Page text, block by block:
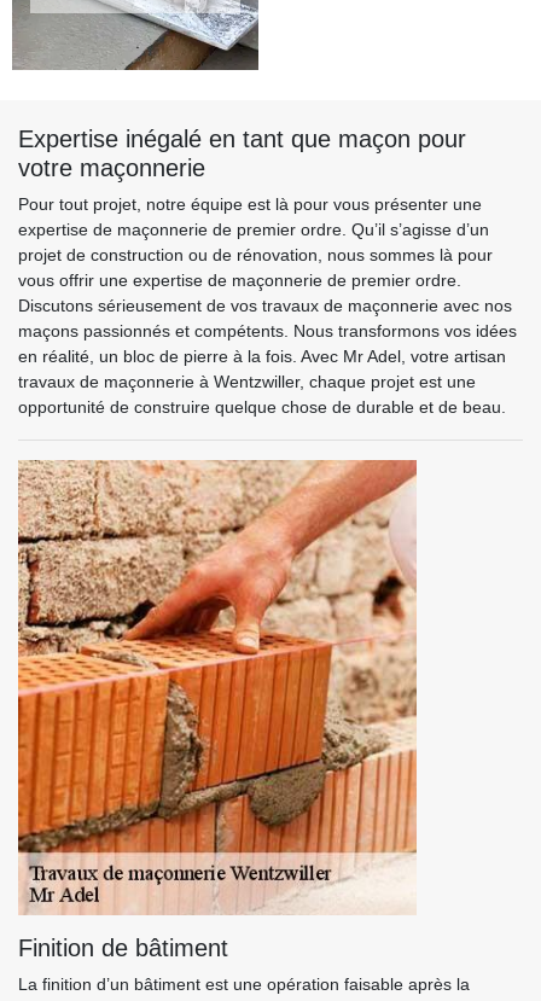
Expertise inégalé en tant que maçon pour
votre maçonnerie
Pour tout projet, notre équipe est là pour vous présenter une
expertise de maçonnerie de premier ordre. Qu’il s’agisse d’un
projet de construction ou de rénovation, nous sommes là pour
vous offrir une expertise de maçonnerie de premier ordre.
Discutons sérieusement de vos travaux de maçonnerie avec nos
maçons passionnés et compétents. Nous transformons vos idées
en réalité, un bloc de pierre à la fois. Avec Mr Adel, votre artisan
travaux de maçonnerie à Wentzwiller, chaque projet est une
opportunité de construire quelque chose de durable et de beau.
Finition de bâtiment
La finition d’un bâtiment est une opération faisable après la